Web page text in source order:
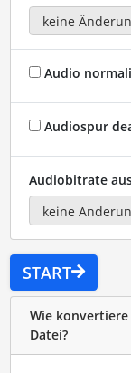
Audio
Audiospur
Audiobitrate
START
Wie konvertiere
Datei?